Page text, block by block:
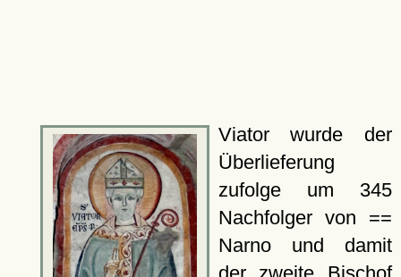
Viator wurde der
Überlieferung
zufolge um 345
Nachfolger von ==
Narno und damit